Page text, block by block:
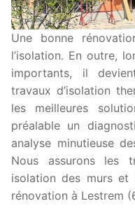
Une bonne
l’isolation. En outre,
importants, il
travaux d’isolation
les meilleures
préalable un
analyse minutieuse
Nous assurons les
isolation des murs et
rénovation à Lestrem